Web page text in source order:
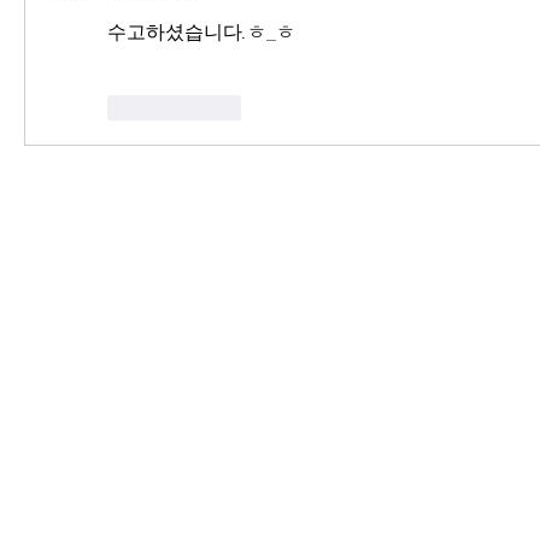
수고하셨습니다.ㅎ_ㅎ